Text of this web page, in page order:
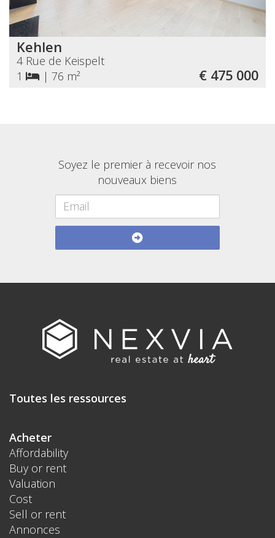
Kehlen
4 Rue de Keispelt
1
| 76 m² € 475 000
Soyez le premier à recevoir nos
nouveaux biens
Toutes les ressources
Acheter
Affordability
Buy or rent
Valuation
Cost
Sell or rent
Annonces